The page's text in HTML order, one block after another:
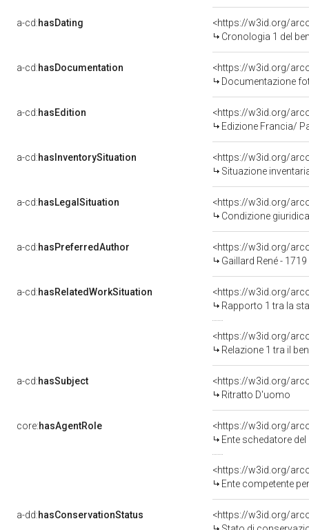
a-cd:hasDating
<https://w3id.org/
Cronologia 1 del
a-cd:hasDocumentation
Documentazione
a-cd:hasEdition
<https://w3id.org/
Edizione Francia/
a-cd:hasInventorySituation
<https://w3id.org/
Situazione
a-cd:hasLegalSituation
<https://w3id.org/
Condizione
a-cd:hasPreferredAuthor
<https://w3id.org/
Gaillard René -
a-cd:hasRelatedWorkSituation
<https://w3id.org/
Rapporto 1 tra la
<https://w3id.org/
Relazione 1 tra il
a-cd:hasSubject
<https://w3id.org/
Ritratto D'uomo
core:hasAgentRole
<https://w3id.org/
Ente schedatore
<https://w3id.org/
Ente competente
a-dd:hasConservationStatus
<https://w3id.org/